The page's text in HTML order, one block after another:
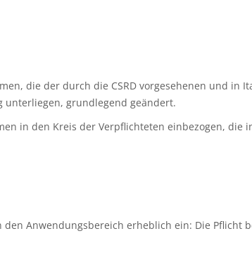
die der durch die CSRD vorgesehenen und in
unterliegen, grundlegend geändert.
in den Kreis der Verpflichteten einbezogen, die
Anwendungsbereich erheblich ein: Die